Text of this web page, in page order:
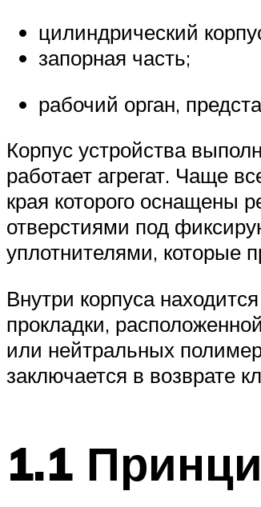
цилиндрический
запорная часть;
рабочий орган,
Корпус устройства
работает агрегат. Чаще
края которого оснащены
отверстиями под
уплотнителями, которые
Внутри корпуса
прокладки,
или нейтральных
заключается в возврате
1.1